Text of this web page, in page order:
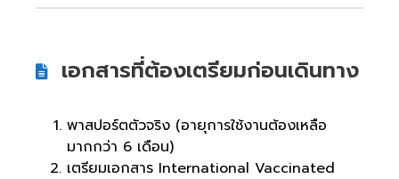
เอกสารที่ต้องเตรียมก่อนเดินทาง
พาสปอร์ตตัวจริง (อายุการใช้งานต้องเหลือ
มากกว่า 6 เดือน)
เตรียมเอกสาร International Vaccinated